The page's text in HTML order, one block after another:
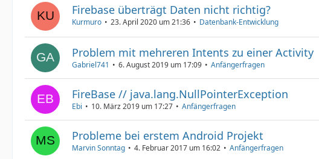
Firebase überträgt Daten nicht richtig?
Kurmuro 23. April 2020 um 21:36 Datenbank-Entwicklung
Problem mit mehreren Intents zu einer Activity
Gabriel741 6. August 2019 um 17:09 Anfängerfragen
FireBase // java.lang.NullPointerException
Ebi 10. März 2019 um 17:27 Anfängerfragen
Probleme bei erstem Android Projekt
Marvin Sonntag 4. Februar 2017 um 16:02 Anfängerfragen